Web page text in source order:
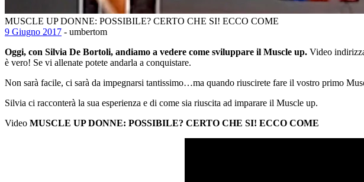
MUSCLE UP DONNE: POSSIBILE? CERTO CHE SI! ECCO COME
9 Giugno 2017 - umbertom
Oggi, con Silvia De Bortoli, andiamo a vedere come sviluppare il Muscle up. Video
è vero! Se vi allenate potete andarla a conquistare.
Non sarà facile, ci sarà da impegnarsi tantissimo…ma quando riuscirete fare il vostro primo
Silvia ci racconterà la sua esperienza e di come sia riuscita ad imparare il Muscle up.
Video MUSCLE UP DONNE: POSSIBILE? CERTO CHE SI! ECCO COME